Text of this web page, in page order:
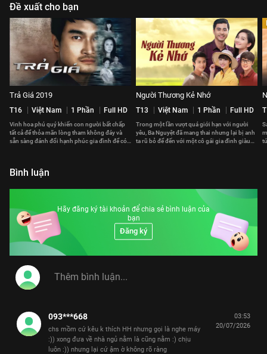
Đề xuất cho bạn
Trả Giá 2019
T16 Việt Nam 1 Phần Full HD
Vinh hoa phú quý khiến con người bất chấp
tất cả để thỏa mãn lòng tham không đáy và
sẵn sàng đánh đổi hạnh phúc gia đình để có
Người Thương Kẻ Nhớ
T13 Việt Nam 1 Phần Full HD
Trong một lần vượt quá giới hạn với người
yêu, Ba Nguyệt đã mang thai nhưng lại bị anh
ta rũ bỏ để đến với một cô gái gia đình giàu
Bình luận
Hãy đăng ký tài khoản để chia sẻ bình luận của
bạn
Đăng ký
093***668
chs mồm cứ kêu k thích HH nhưng gọi là nghe máy
:)) xong đưa về nhà ngủ nằm là cũng nằm :) chịu
luôn :)) nhưng lại cứ ậm ờ không rõ ràng
03:53
20/07/2026